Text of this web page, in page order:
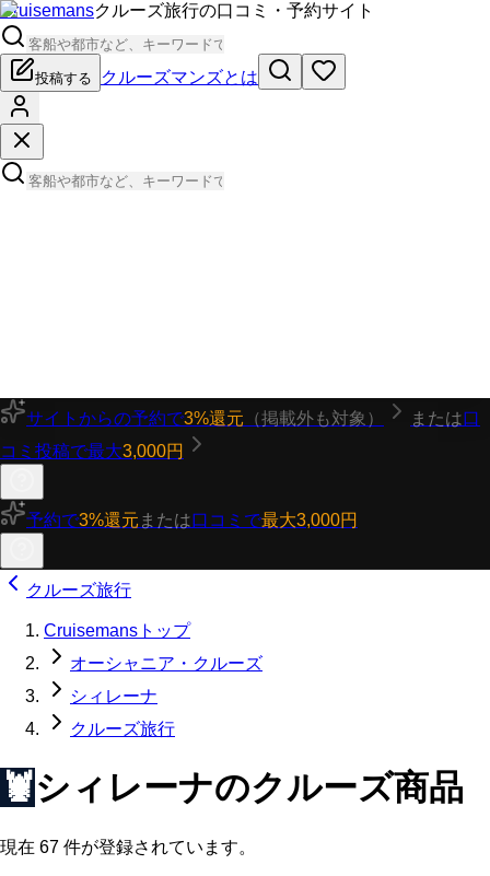
Cruisemansクルーズ旅行の口コミ・予約サイト
投稿する クルーズマンズとは
サイトからの予約で3%還元 （掲載外も対象） または口
コミ投稿で最大3,000円
予約で3%還元 または口コミで最大3,000円
クルーズ旅行
Cruisemansトップ
オーシャニア・クルーズ
シィレーナ
クルーズ旅行
🦞シィレーナのクルーズ商品
現在 67 件が登録されています。